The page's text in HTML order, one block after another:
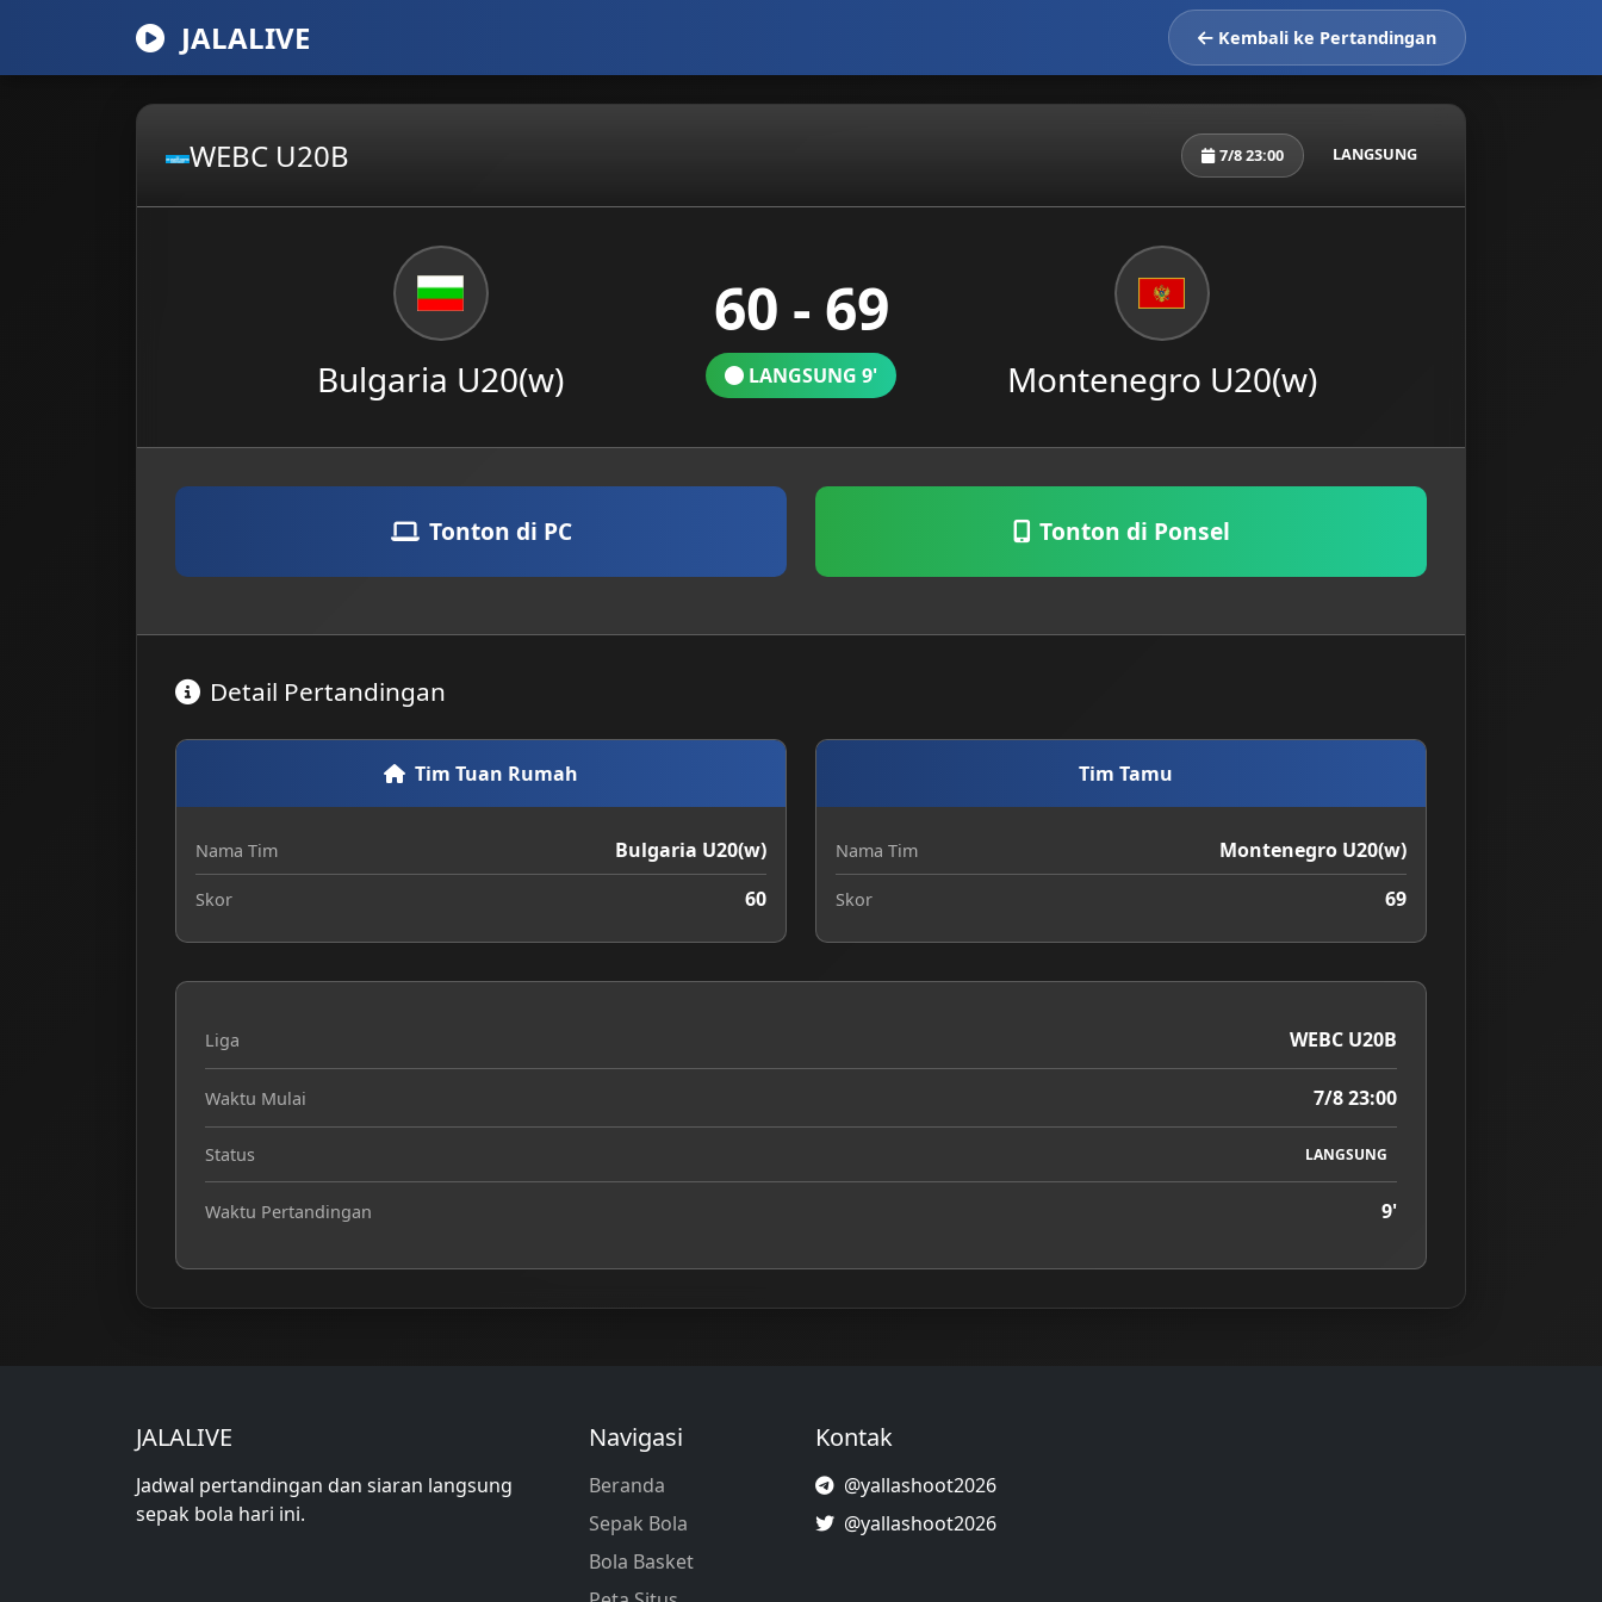
JALALIVE Kembali ke Pertandingan
WEBC U20B 7/8 23:00 LANGSUNG
Bulgaria U20(w)
60 - 69
LANGSUNG 9' Montenegro U20(w)
Tonton di PC Tonton di Ponsel
Detail Pertandingan
Tim Tuan Rumah
Nama Tim Bulgaria U20(w)
Skor 60
Tim Tamu
Nama Tim Montenegro U20(w)
Skor 69
Liga WEBC U20B
Waktu Mulai 7/8 23:00
Status LANGSUNG
Waktu Pertandingan 9'
JALALIVE
Jadwal pertandingan dan siaran langsung
sepak bola hari ini.
Navigasi
Beranda
Sepak Bola
Bola Basket
Kontak
@yallashoot2026
@yallashoot2026